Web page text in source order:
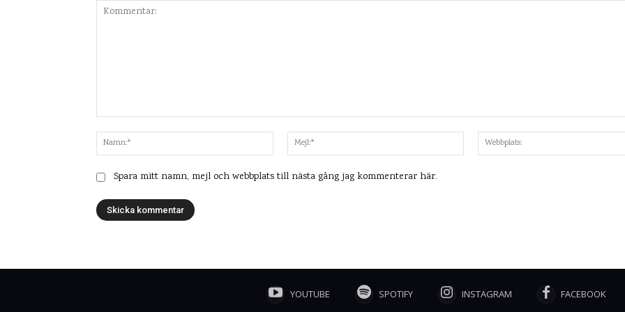
Namn:*
Mejl:*
Spara mitt namn, mejl och webbplats till nästa gång jag kommenterar här.
YOUTUBE SPOTIFY INSTAGRAM FACEBOOK